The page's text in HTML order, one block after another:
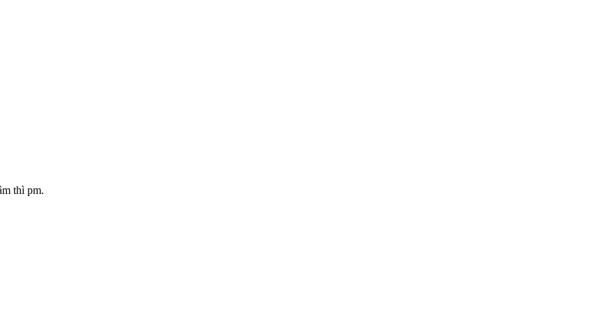
thì pm.